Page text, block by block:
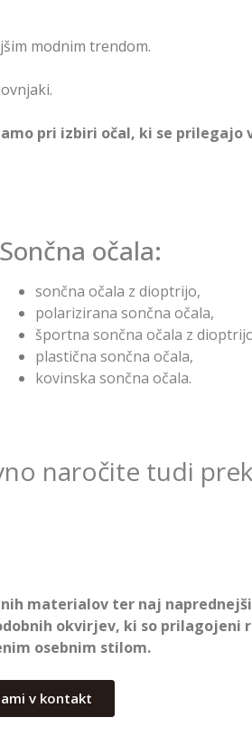
modnim trendom.
pri izbiri očal, ki se prilegajo
Sončna očala:
sončna očala z dioptrijo,
polarizirana sončna očala,
športna sončna očala z
plastična sončna očala,
kovinska sončna očala.
naročite tudi
materialov ter naj
okvirjev, ki so prilagojeni
osebnim stilom.
v kontakt